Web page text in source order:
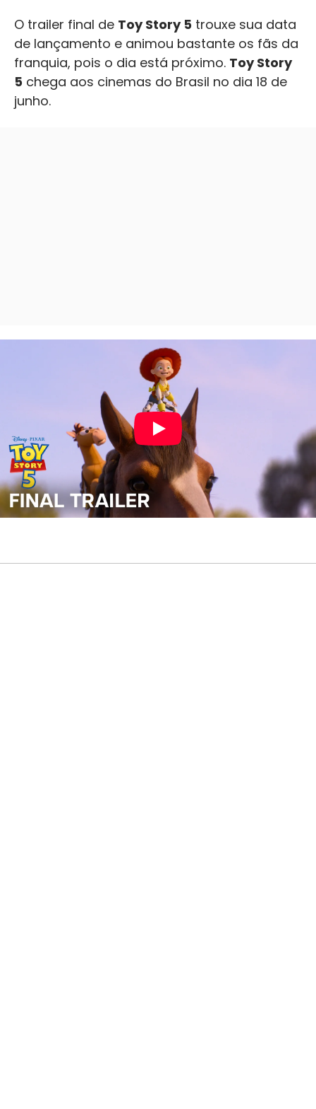
O trailer final de Toy Story 5 trouxe sua data
de lançamento e animou bastante os fãs da
franquia, pois o dia está próximo. Toy Story
5 chega aos cinemas do Brasil no dia 18 de
junho.